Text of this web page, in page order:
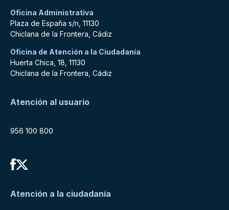
Oficina Administrativa
Plaza de España s/n, 11130
Chiclana de la Frontera, Cádiz
Oficina de Atención a la Ciudadanía
Huerta Chica, 18, 11130
Chiclana de la Frontera, Cádiz
Atención al usuario
956 100 800
Atención a la ciudadanía